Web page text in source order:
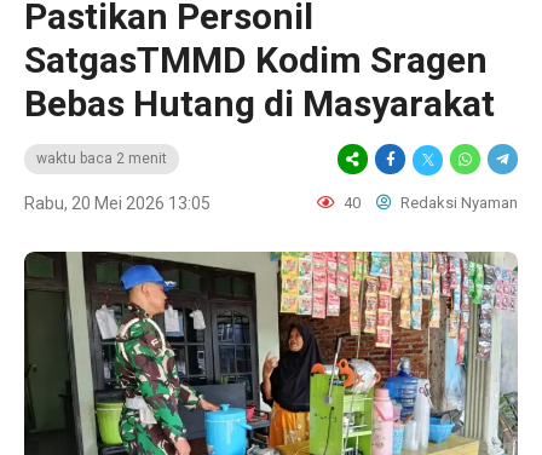
Pastikan Personil
SatgasTMMD Kodim Sragen
Bebas Hutang di Masyarakat
waktu baca 2 menit
Rabu, 20 Mei 2026 13:05 40 Redaksi Nyaman